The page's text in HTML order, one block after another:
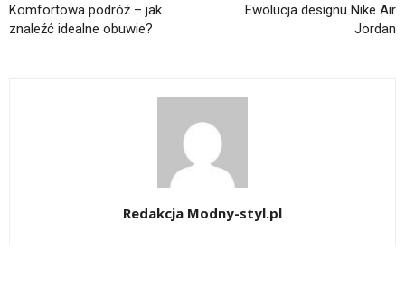
Komfortowa podróż – jak
znaleźć idealne obuwie?
Ewolucja designu Nike Air
Jordan
Redakcja Modny-styl.pl